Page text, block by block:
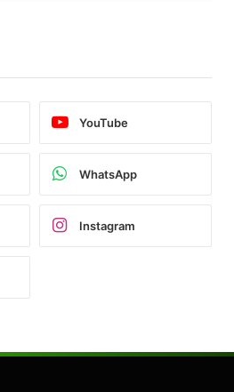
YouTube
WhatsApp
Instagram